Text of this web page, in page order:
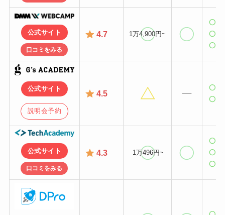
公式サイト
口コミをみる
4.7 1万4,900円~
公式サイト
説明会予約
4.5
公式サイト
口コミをみる
4.3 1万496円~